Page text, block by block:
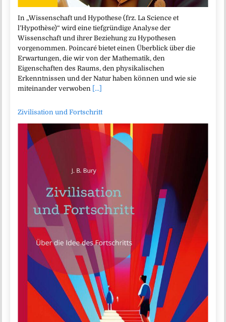
In „Wissenschaft und Hypothese (frz. La Science et
l’Hypothèse)“ wird eine tiefgründige Analyse der
Wissenschaft und ihrer Beziehung zu Hypothesen
vorgenommen. Poincaré bietet einen Überblick über die
Erwartungen, die wir von der Mathematik, den
Eigenschaften des Raums, den physikalischen
Erkenntnissen und der Natur haben können und wie sie
miteinander verwoben [...]
Zivilisation und Fortschritt